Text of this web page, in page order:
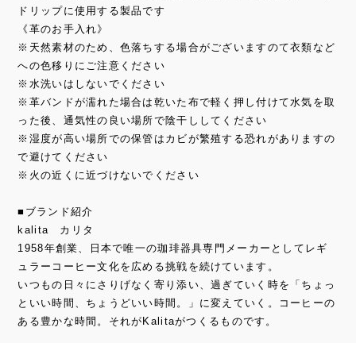
ドリップに使用する製品です
《革のお手入れ》
※天然素材のため、色落ちする場合がございますのて衣類など
への色移りにご注意ください
※水洗いはしないでください
※革バンドが濡れた場合は乾いた布で軽く押し付けて水気を取
った後、通気性の良い場所で陰干ししてください
※湿度が高い場所での保管はカビが繁殖する恐れがありますの
で避けてください
※火の近くに近づけないでください
■ブランド紹介
kalita カリタ
1958年創業、日本で唯一の珈琲器具専門メーカーとしてレギ
ュラーコーヒー文化を広める挑戦を続けています。
いつもの日々にさりげなく寄り添い、過ぎていく時を「ちょっ
といい時間、ちょうどいい時間。」に変えていく。コーヒーの
ある豊かな時間。それがKalitaがつくるものです。